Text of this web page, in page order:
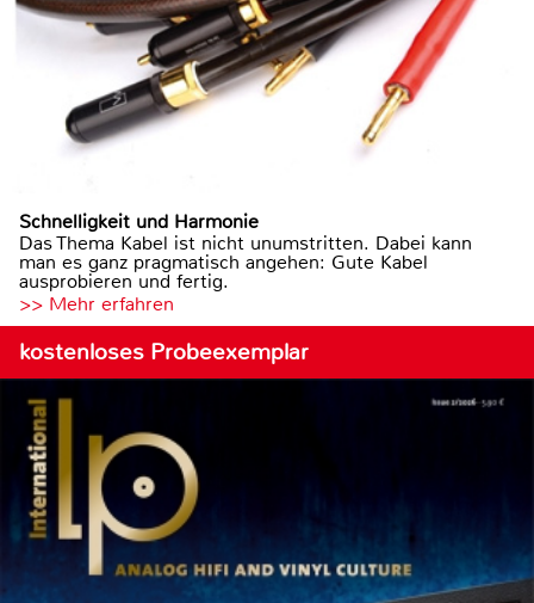
Schnelligkeit und Harmonie
Das Thema Kabel ist nicht unumstritten. Dabei kann
man es ganz pragmatisch angehen: Gute Kabel
ausprobieren und fertig.
>> Mehr erfahren
kostenloses Probeexemplar